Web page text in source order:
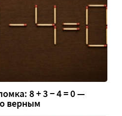
8 + 3 − 4 = 0 —
верным